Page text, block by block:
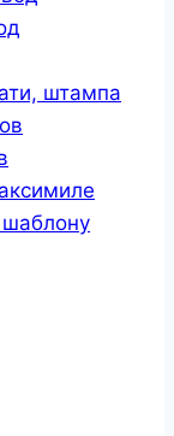
штампа